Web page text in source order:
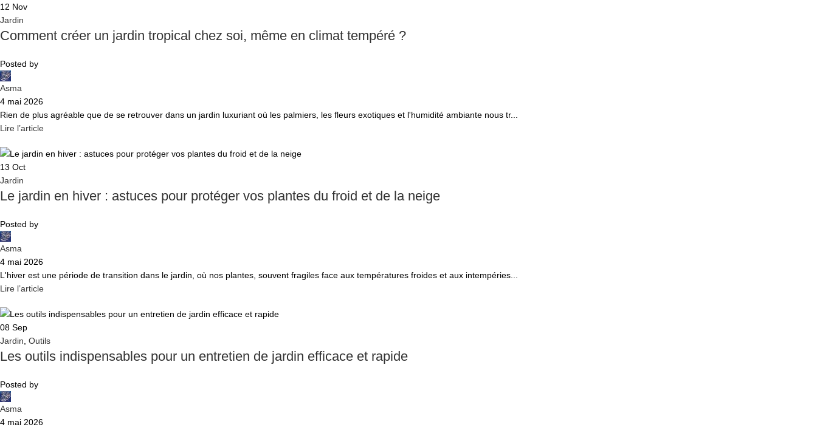
12 Nov
Jardin
Comment créer un jardin tropical chez soi, même en climat tempéré ?
Posted by
Asma
4 mai 2026
Rien de plus agréable que de se retrouver dans un jardin luxuriant où les palmiers, les fleurs exotiques et l'humidité ambiante nous tr...
Lire l’article
13 Oct
Jardin
Le jardin en hiver : astuces pour protéger vos plantes du froid et de la neige
Posted by
Asma
4 mai 2026
L'hiver est une période de transition dans le jardin, où nos plantes, souvent fragiles face aux températures froides et aux intempéries...
Lire l’article
08 Sep
Jardin Outils
Les outils indispensables pour un entretien de jardin efficace et rapide
Posted by
Asma
4 mai 2026